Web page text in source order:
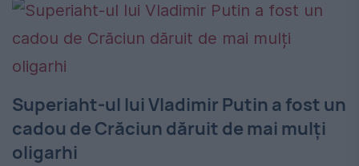
Superiaht-ul lui Vladimir Putin a fost un
cadou de Crăciun dăruit de mai mulți
oligarhi